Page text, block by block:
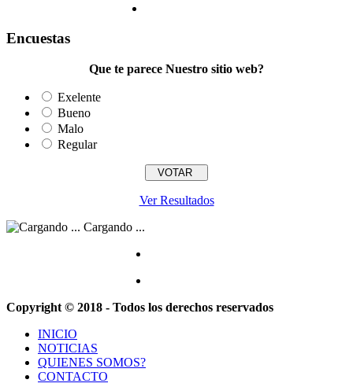
Encuestas
Que te parece Nuestro sitio web?
Exelente
Bueno
Malo
Regular
Ver Resultados
Cargando ...
Copyright © 2018 - Todos los derechos reservados
INICIO
NOTICIAS
QUIENES SOMOS?
CONTACTO